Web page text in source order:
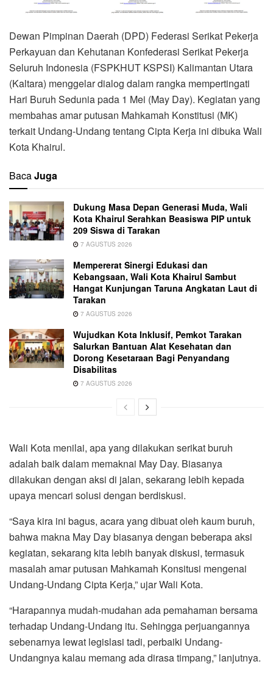
Dewan Pimpinan Daerah (DPD) Federasi Serikat Pekerja
Perkayuan dan Kehutanan Konfederasi Serikat Pekerja
Seluruh Indonesia (FSPKHUT KSPSI) Kalimantan Utara
(Kaltara) menggelar dialog dalam rangka mempertingati
Hari Buruh Sedunia pada 1 Mei (May Day). Kegiatan yang
membahas amar putusan Mahkamah Konstitusi (MK)
terkait Undang-Undang tentang Cipta Kerja ini dibuka Wali
Kota Khairul.
BacaJuga
Dukung Masa Depan Generasi Muda, Wali
Kota Khairul Serahkan Beasiswa PIP untuk
209 Siswa di Tarakan
7 AGUSTUS 2026
Mempererat Sinergi Edukasi dan
Kebangsaan, Wali Kota Khairul Sambut
Hangat Kunjungan Taruna Angkatan Laut di
Tarakan
7 AGUSTUS 2026
Wujudkan Kota Inklusif, Pemkot Tarakan
Salurkan Bantuan Alat Kesehatan dan
Dorong Kesetaraan Bagi Penyandang
Disabilitas
7 AGUSTUS 2026
Wali Kota menilai, apa yang dilakukan serikat buruh
adalah baik dalam memaknai May Day. Biasanya
dilakukan dengan aksi di jalan, sekarang lebih kepada
upaya mencari solusi dengan berdiskusi.
“Saya kira ini bagus, acara yang dibuat oleh kaum buruh,
bahwa makna May Day biasanya dengan beberapa aksi
kegiatan, sekarang kita lebih banyak diskusi, termasuk
masalah amar putusan Mahkamah Konsitusi mengenai
Undang-Undang Cipta Kerja,” ujar Wali Kota.
“Harapannya mudah-mudahan ada pemahaman bersama
terhadap Undang-Undang itu. Sehingga perjuangannya
sebenarnya lewat legislasi tadi, perbaiki Undang-
Undangnya kalau memang ada dirasa timpang,” lanjutnya.